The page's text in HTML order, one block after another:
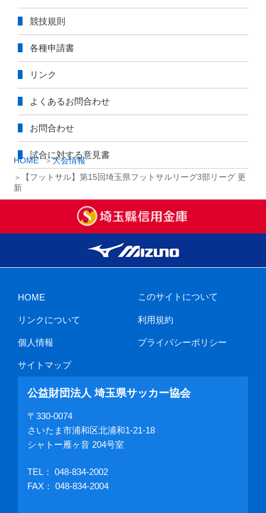
HOME
大会情報
【フットサル】第15回埼玉県フットサルリーグ3部リーグ 更
新
競技規則
各種申請書
リンク
よくあるお問合わせ
お問合わせ
試合に対する意見書
HOME このサイトについて
リンクについて 利用規約
個人情報 プライバシーポリシー
サイトマップ
公益財団法人 埼玉県サッカー協会
〒330-0074
さいたま市浦和区北浦和1-21-18
シャトー雁ヶ音 204号室
TEL： 048-834-2002
FAX： 048-834-2004